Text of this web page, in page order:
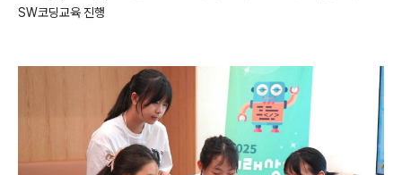
SW코딩교육 진행